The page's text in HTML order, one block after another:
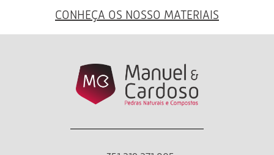
CONHEÇA OS NOSSO MATERIAIS